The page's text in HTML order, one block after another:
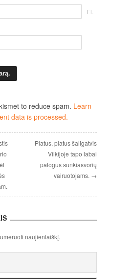
El.
to reduce spam. Learn
data is processed.
Platus, platus šaligatvis
Vilkijoje tapo labai
patogus sunkiasvorių
vairuotojams. →
naujienlaiškį.